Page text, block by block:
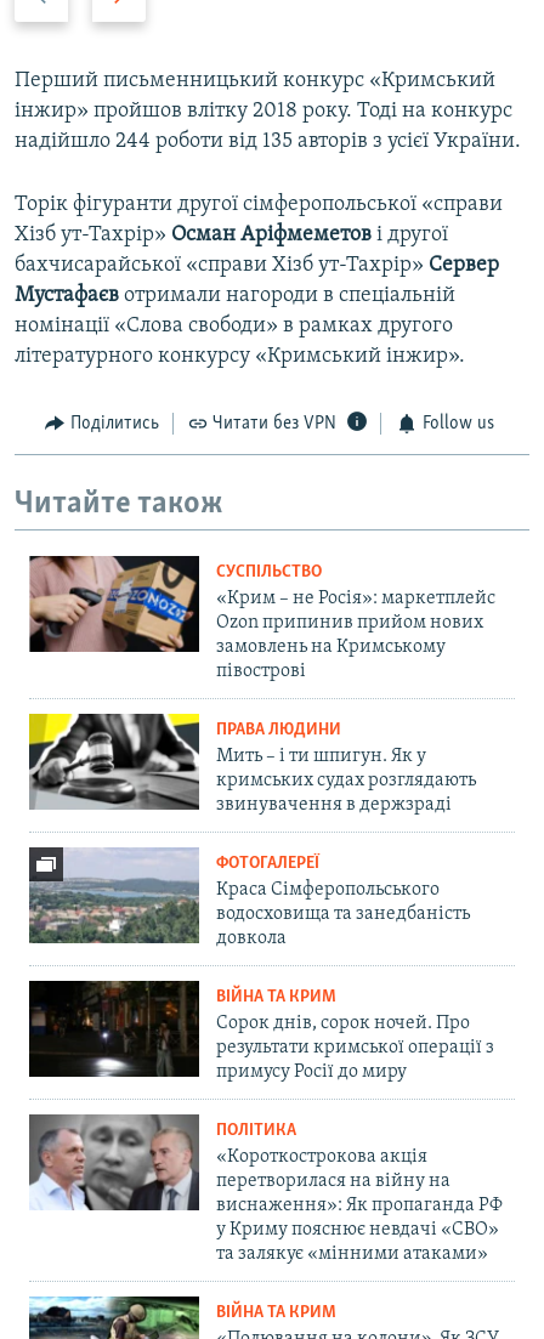
v
i
o
s
s
l
i
d
e
t
s
l
d
e
Перший письменницький конкурс «Кримський
інжир» пройшов влітку 2018 року. Тоді на конкурс
надійшло 244 роботи від 135 авторів з усієї України.
Торік фігуранти другої сімферопольської «справи
Хізб ут-Тахрір» Осман Аріфмеметов і другої
бахчисарайської «справи Хізб ут-Тахрір» Сервер
Мустафаєв отримали нагороди в спеціальній
номінації «Слова свободи» в рамках другого
літературного конкурсу «Кримський інжир».
Поділитись Читати без VPN Follow us
Читайте також
СУСПІЛЬСТВО
«Крим – не Росія»: маркетплейс
Ozon припинив прийом нових
замовлень на Кримському
півострові
ПРАВА ЛЮДИНИ
Мить – і ти шпигун. Як у
кримських судах розглядають
звинувачення в держзраді
ФОТОГАЛЕРЕЇ
Краса Сімферопольського
водосховища та занедбаність
довкола
ВІЙНА ТА КРИМ
Сорок днів, сорок ночей. Про
результати кримської операції з
примусу Росії до миру
ПОЛІТИКА
«Короткострокова акція
перетворилася на війну на
виснаження»: Як пропаганда РФ
у Криму пояснює невдачі «СВО»
та залякує «мінними атаками»
ВІЙНА ТА КРИМ